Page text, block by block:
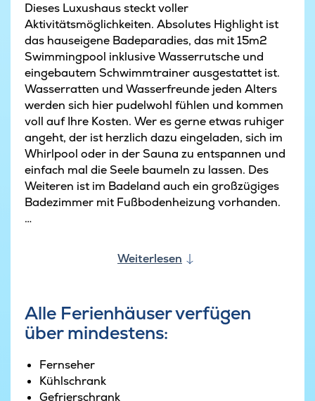
Dieses Luxushaus steckt voller
Aktivitätsmöglichkeiten. Absolutes Highlight ist
das hauseigene Badeparadies, das mit 15m2
Swimmingpool inklusive Wasserrutsche und
eingebautem Schwimmtrainer ausgestattet ist.
Wasserratten und Wasserfreunde jeden Alters
werden sich hier pudelwohl fühlen und kommen
voll auf Ihre Kosten. Wer es gerne etwas ruhiger
angeht, der ist herzlich dazu eingeladen, sich im
Whirlpool oder in der Sauna zu entspannen und
einfach mal die Seele baumeln zu lassen. Des
Weiteren ist im Badeland auch ein großzügiges
Badezimmer mit Fußbodenheizung vorhanden.
Poolbereich des Hauses verbringen kann, hat
das Haus aber noch Vieles mehr zu bieten. Der
lädt die Wettkampfliebhaber des Hauses zu
Turnieren der kleineren und größeren Art ein.
kostenlose Internetverbindung des Hauses zum
Surfen nutzen.
Weiterlesen
Alle Ferienhäuser verfügen
über mindestens:
Fernseher
Kühlschrank
Gefrierschrank